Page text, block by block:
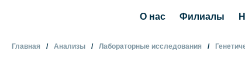
О нас Филиалы
Главная Анализы Лабораторные исследования